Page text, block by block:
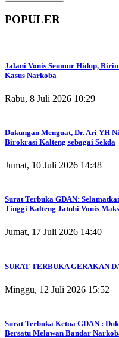
POPULER
Jalani Vonis Seumur Hidup,
Kasus Narkoba
Rabu, 8 Juli 2026 10:29
Dukungan Menguat, Dr. Ari YH
Birokrasi Kalteng sebagai Sekda
Jumat, 10 Juli 2026 14:48
Surat Terbuka GDAN:
Tinggi Kalteng Jatuhi Vonis
Jumat, 17 Juli 2026 14:40
SURAT TERBUKA GERAKAN
Minggu, 12 Juli 2026 15:52
Surat Terbuka Ketua GDAN :
Bersatu Melawan Bandar